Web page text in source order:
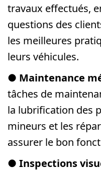
travaux effectués,
questions des
les meilleures
leurs véhicules.
● Maintenance
tâches de
la lubrification des
mineurs et les
assurer le bon
● Inspections